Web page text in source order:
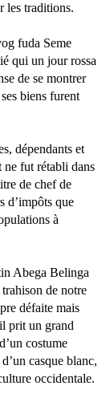
les traditions.
fuda Seme
qui un jour rossa
de se montrer
biens furent
dépendants et
fut rétabli dans
de chef de
d’impôts que
à
Abega Belinga
de notre
défaite mais
prit un grand
costume
casque blanc,
occidentale.